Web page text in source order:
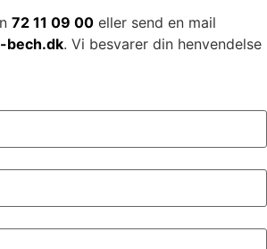
72 11 09 00 eller send en mail
bech.dk. Vi besvarer din henvendelse